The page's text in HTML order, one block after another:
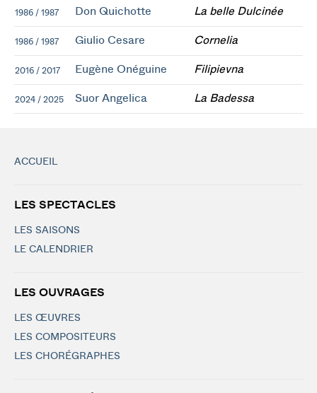
1986 / 1987 Don Quichotte La belle Dulcinée
1986 / 1987 Giulio Cesare Cornelia
2016 / 2017 Eugène Onéguine Filipievna
2024 / 2025 Suor Angelica La Badessa
ACCUEIL
LES SPECTACLES
LES SAISONS
LE CALENDRIER
LES OUVRAGES
LES ŒUVRES
LES COMPOSITEURS
LES CHORÉGRAPHES